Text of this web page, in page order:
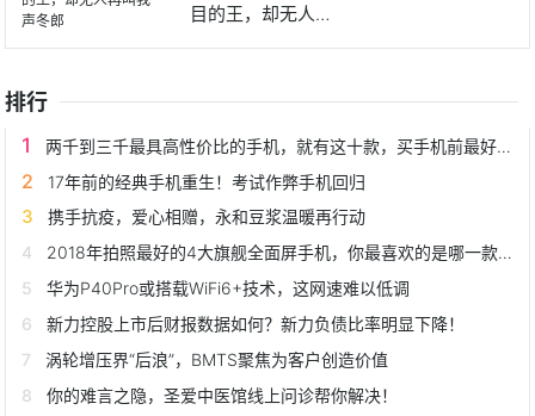
目的王，却无人再
排行
两千到三千最具高性价比的手机，就有这十款，买手机前最好看看
17年前的经典手机重生！考试作弊手机回归
携手抗疫，爱心相赠，永和豆浆温暖再行动
2018年拍照最好的4大旗舰全面屏手机，你最喜欢的是哪一款？
华为P40Pro或搭载WiFi6+技术，这网速难以低调
新力控股上市后财报数据如何？新力负债比率明显下降！
涡轮增压界“后浪”，BMTS聚焦为客户创造价值
你的难言之隐，圣爱中医馆线上问诊帮你解决！